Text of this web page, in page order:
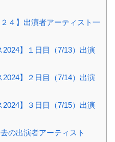
４】出演者アーティスト一
】１日目（7/13）出演
】２日目（7/14）出演
】３日目（7/15）出演
の出演者アーティスト